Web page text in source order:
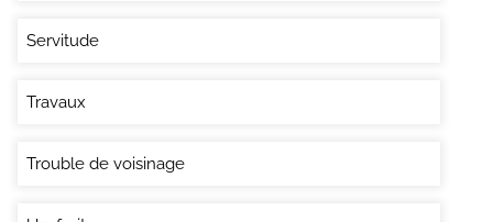
Servitude
Travaux
Trouble de voisinage